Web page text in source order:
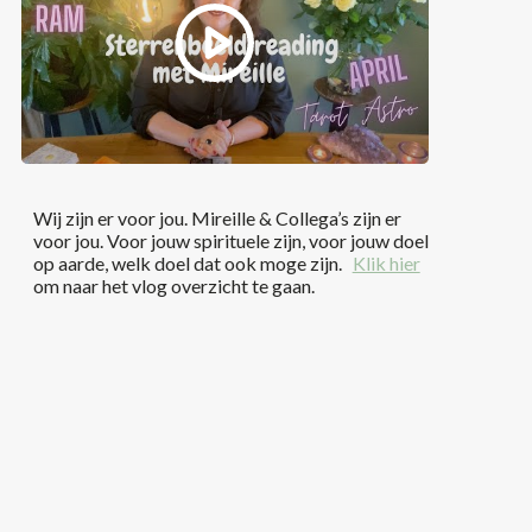
Wij zijn er voor jou. Mireille & Collega’s zijn er
voor jou. Voor jouw spirituele zijn, voor jouw doel
op aarde, welk doel dat ook moge zijn. Klik hier
om naar het vlog overzicht te gaan.